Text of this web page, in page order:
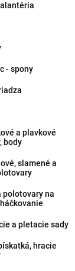
- spony
a plavkové
body
slamené a
polotovary na
a pletacie sady
hracie